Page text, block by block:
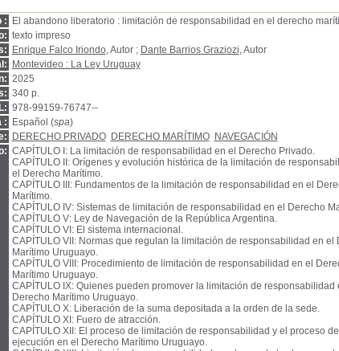
:
El abandono liberatorio : limitación de responsabilidad en el derecho
texto impreso
Enrique Falco Iriondo, Autor ; Dante Barrios Graziozi, Autor
Montevideo : La Ley Uruguay
2025
340 p.
978-99159-76747--
:
Español (spa)
DERECHO PRIVADO DERECHO MARÍTIMO
NAVEGACIÓN
CAPÍTULO I: La limitación de responsabilidad en el Derecho Privado.
CAPÍTULO II: Orígenes y evolución histórica de la limitación de
el Derecho Marítimo.
CAPÍTULO III: Fundamentos de la limitación de responsabilidad en el
Marítimo.
CAPÍTULO IV: Sistemas de limitación de responsabilidad en el Derecho
CAPÍTULO V: Ley de Navegación de la República Argentina.
CAPÍTULO VI: El sistema internacional.
CAPÍTULO VII: Normas que regulan la limitación de responsabilidad en el
Marítimo Uruguayo.
CAPÍTULO VIII: Procedimiento de limitación de responsabilidad en el
Marítimo Uruguayo.
CAPÍTULO IX: Quienes pueden promover la limitación de responsabilidad
Derecho Marítimo Uruguayo.
CAPÍTULO X: Liberación de la suma depositada a la orden de la sede.
CAPÍTULO XI: Fuero de atracción.
CAPÍTULO XII: El proceso de limitación de responsabilidad y el proceso de
ejecución en el Derecho Marítimo Uruguayo.